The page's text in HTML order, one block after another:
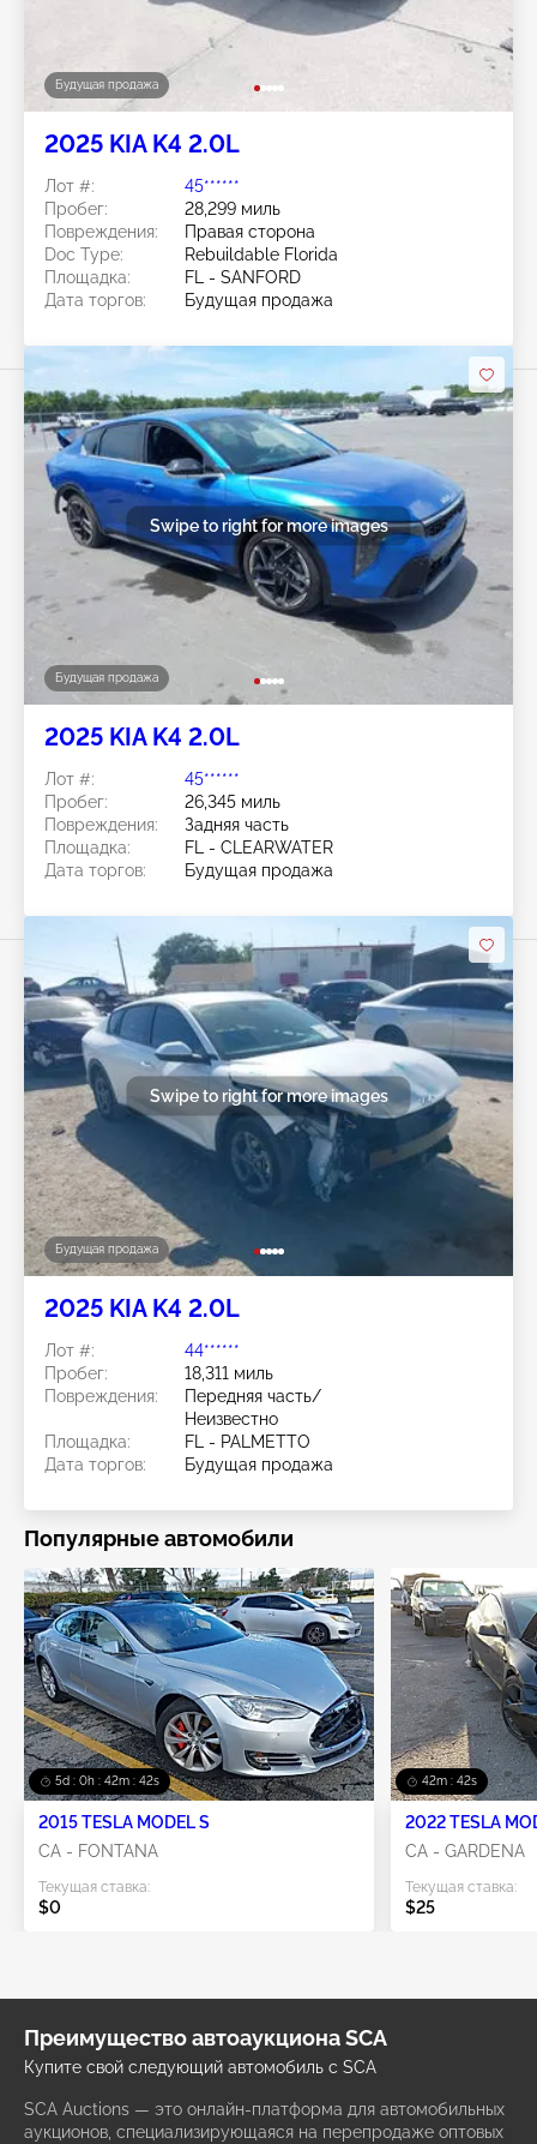
Будущая продажа
2025 KIA K4 2.0L
Лот #:
45******
Пробег:
28,299 миль
Повреждения:
Правая сторона
Doc Type:
Rebuildable Florida
Площадка:
FL - SANFORD
Дата торгов:
Будущая продажа
Будущая продажа
Swipe to right for more images
2025 KIA K4 2.0L
Лот #:
45******
Пробег:
26,345 миль
Повреждения:
Задняя часть
Площадка:
FL - CLEARWATER
Дата торгов:
Будущая продажа
Будущая продажа
Swipe to right for more images
2025 KIA K4 2.0L
Лот #:
44******
Пробег:
18,311 миль
Повреждения:
Передняя часть/
Неизвестно
Площадка:
FL - PALMETTO
Дата торгов:
Будущая продажа
Популярные автомобили
5d : 0h : 42m : 41s
2015 TESLA MODEL S
CA - FONTANA
Текущая ставка:
$0
42m : 41s
2022 TESLA
CA - GARDENA
Текущая ставка:
$25
Преимущество автоаукциона SCA
Купите свой следующий автомобиль с SCA
SCA Auctions — это онлайн-платформа для автомобильных
аукционов, специализирующаяся на перепродаже оптовых